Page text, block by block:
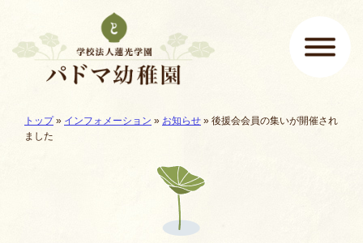
メインメニュー
ここから本文です。
現在地:
トップ» インフォメーション » お知らせ » 後援会会員の集いが開催され
ました